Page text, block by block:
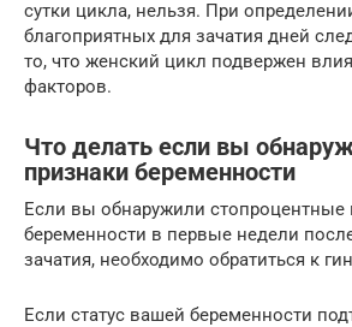
сутки цикла, нельзя. При
благоприятных для зачатия дней
то, что женский цикл подвержен
факторов.
Что делать если вы
признаки беременности
Если вы обнаружили стопроцентные
беременности в первые недели
зачатия, необходимо обратиться к
Если статус вашей беременности